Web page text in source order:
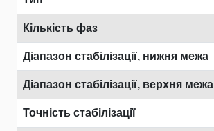
Кількість фаз
Діапазон стабілізації, нижня межа
Діапазон стабілізації, верхня межа
Точність стабілізації